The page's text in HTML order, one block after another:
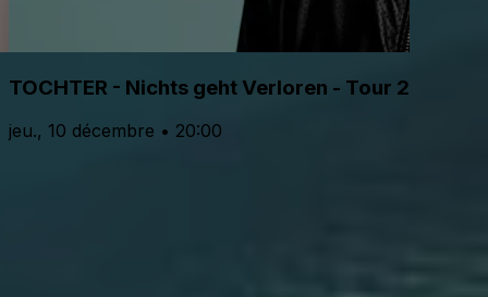
TOCHTER - Nichts geht Verloren - Tour 2026
jeu., 10 décembre • 20:00